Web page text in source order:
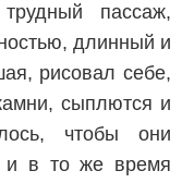
пассаж,
длинный и
рисовал себе,
сыплются и
чтобы они
и в то же время